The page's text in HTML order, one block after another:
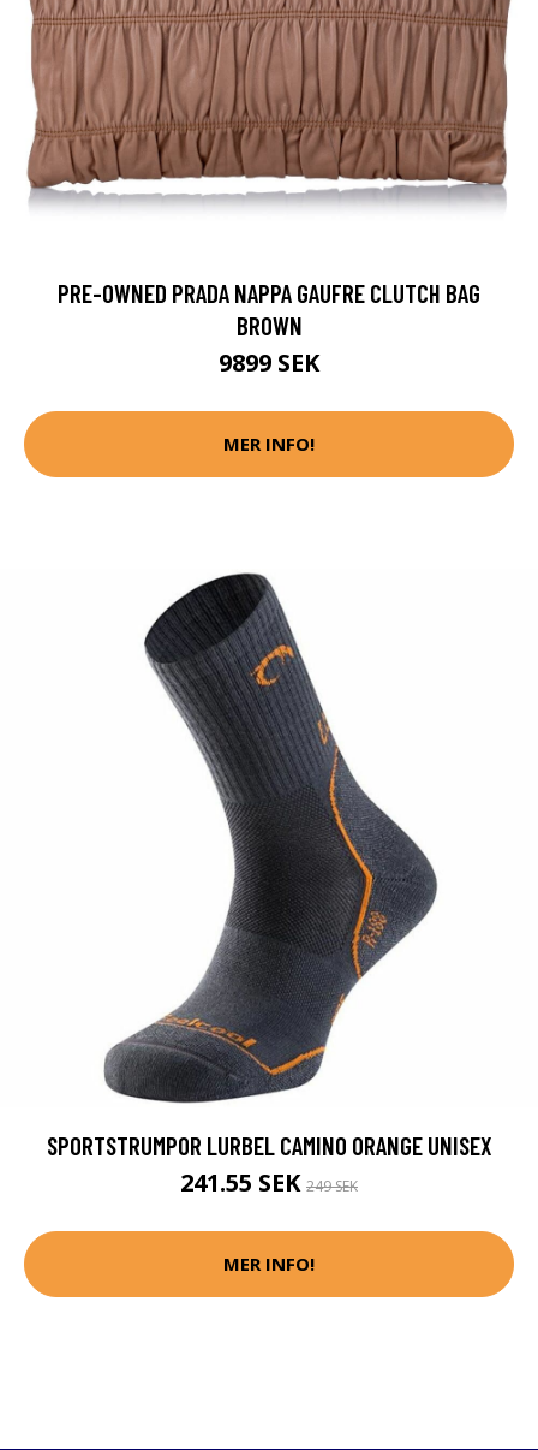
PRE-OWNED PRADA NAPPA GAUFRE CLUTCH BAG
BROWN
9899 SEK
MER INFO!
SPORTSTRUMPOR LURBEL CAMINO ORANGE UNISEX
241.55 SEK 249 SEK
MER INFO!